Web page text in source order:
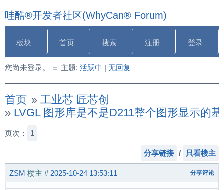
哇酷®开发者社区(WhyCan® Forum)
板块 首页 搜索 注册 登录
您尚未登录。 主题: 活跃中 | 无回复
首页 » 工业芯 匠芯创
» LVGL 图形库是不是D211整个图形显示的
页次： 1
分享链接 / 只看楼主
ZSM 楼主 # 2025-10-24 13:53:11 分享评论